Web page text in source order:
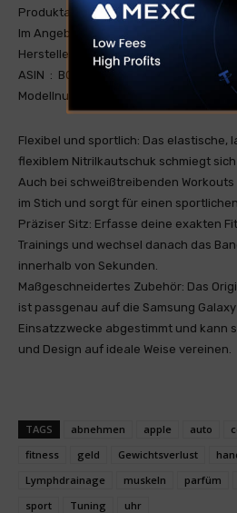
Produktabmessungen ‏ :
Im Angebot von
Hersteller ‏ : ‎ Samsung
ASIN ‏ : ‎ B0D4748KLQ
Flexibel und sportlich: Das elastische,
flexiblem Nitrilkautschuk schmiegt
Auch bei schweißtreibenden
im Stich und sorgt für einen
Präziser Sitz: Erfasse deine exakten
Trainings und wechsel danach das
innerhalb von Sekunden.
Maßgeschneidertes Zubehör: Das
ist passgenau auf die Samsung
Einsatzzwecke abgestimmt und kann
und Design auf ideale Weise vereinen.
TAGS abnehmen apple auto
fitness
geld Gewichtsverlust
Lymphdrainage
muskeln parfüm
sport
Tuning uhr